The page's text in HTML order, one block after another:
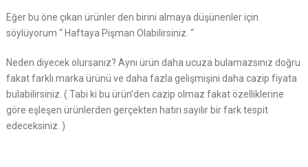
Eğer bu öne çıkan ürünler den birini almaya düşünenler için
söylüyorum “ Haftaya Pişman Olabilirsiniz. “
Neden diyecek olursanız? Aynı ürün daha ucuza bulamazsınız doğru
fakat farklı marka ürünü ve daha fazla gelişmişini daha cazip fiyata
bulabilirsiniz. ( Tabi ki bu ürün’den cazip olmaz fakat özelliklerine
göre eşleşen ürünlerden gerçekten hatırı sayılır bir fark tespit
edeceksiniz. )